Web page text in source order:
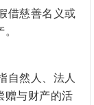
借慈善名义或
自然人、法人
赠与财产的活